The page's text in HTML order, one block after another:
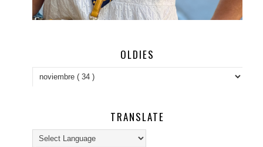
OLDIES
TRANSLATE